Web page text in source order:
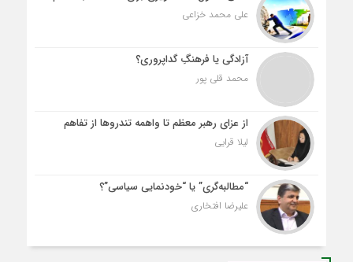
علی محمد خزاعی
آزادگی یا فرهنگِ گداپروری؟
محمد قلی پور
از عزای رهبر معظم تا واهمه تندروها از تفاهم
لیلا قرایی
“مطالبه‌گری” یا “خودنمایی سیاسی”؟
علیرضا افتخاری